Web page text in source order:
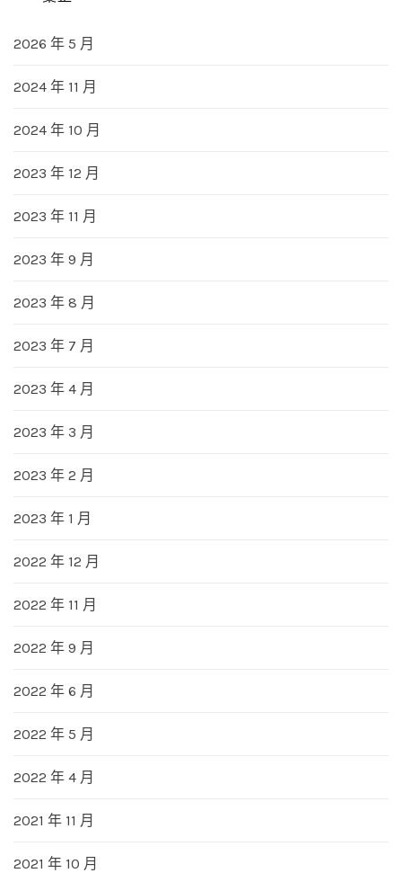
2026 年 5 月
2024 年 11 月
2024 年 10 月
2023 年 12 月
2023 年 11 月
2023 年 9 月
2023 年 8 月
2023 年 7 月
2023 年 4 月
2023 年 3 月
2023 年 2 月
2023 年 1 月
2022 年 12 月
2022 年 11 月
2022 年 9 月
2022 年 6 月
2022 年 5 月
2022 年 4 月
2021 年 11 月
2021 年 10 月